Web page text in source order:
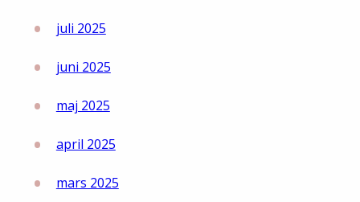
juli 2025
juni 2025
maj 2025
april 2025
mars 2025